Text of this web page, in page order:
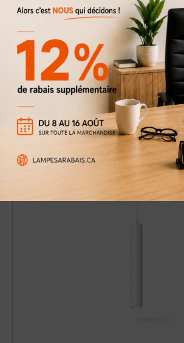
Luminaire suspendu simple Beverly-B
39 $ 69 $